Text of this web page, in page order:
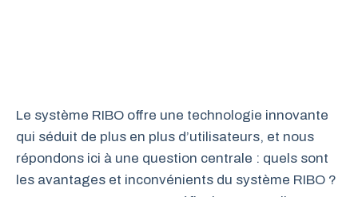
Le système RIBO offre une technologie innovante
qui séduit de plus en plus d’utilisateurs, et nous
répondons ici à une question centrale : quels sont
les avantages et inconvénients du système RIBO ?